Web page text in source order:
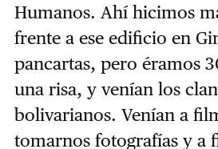
Humanos. Ahí hicimos
frente a ese edificio en
pancartas, pero éramos
una risa, y venían los
bolivarianos. Venían a
tomarnos fotografías y a